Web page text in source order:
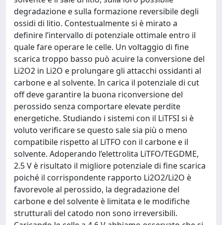
degradazione e sulla formazione reversibile degli
ossidi di litio. Contestualmente si è mirato a
definire l’intervallo di potenziale ottimale entro il
quale fare operare le celle. Un voltaggio di fine
scarica troppo basso può acuire la conversione del
Li2O2 in Li2O e prolungare gli attacchi ossidanti al
carbone e al solvente. In carica il potenziale di cut
off deve garantire la buona riconversione del
perossido senza comportare elevate perdite
energetiche. Studiando i sistemi con il LiTFSI si è
voluto verificare se questo sale sia più o meno
compatibile rispetto al LiTFO con il carbone e il
solvente. Adoperando l’elettrolita LiTFO/TEGDME,
2.5 V è risultato il migliore potenziale di fine scarica
poiché il corrispondente rapporto Li2O2/Li2O è
favorevole al perossido, la degradazione del
carbone e del solvente è limitata e le modifiche
strutturali del catodo non sono irreversibili.